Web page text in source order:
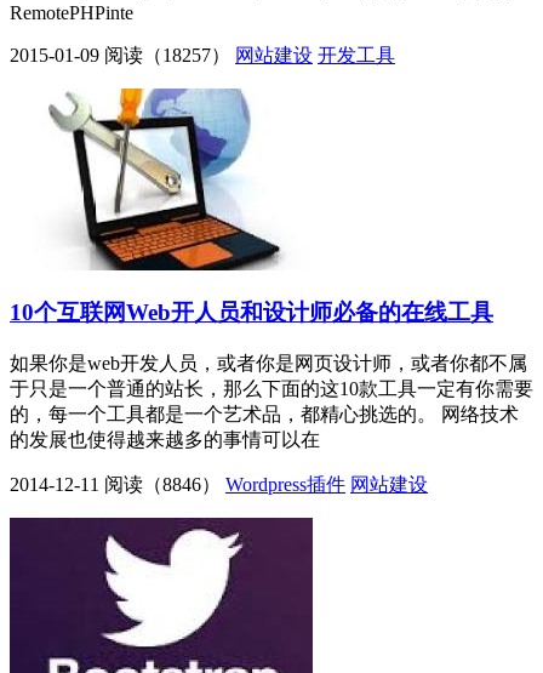
RemotePHPinte
2015-01-09 阅读（18257） 网站建设 开发工具
10个互联网Web开人员和设计师必备的在线工具
如果你是web开发人员，或者你是网页设计师，或者你都不属
于只是一个普通的站长，那么下面的这10款工具一定有你需要
的，每一个工具都是一个艺术品，都精心挑选的。 网络技术
的发展也使得越来越多的事情可以在
2014-12-11 阅读（8846） Wordpress插件 网站建设